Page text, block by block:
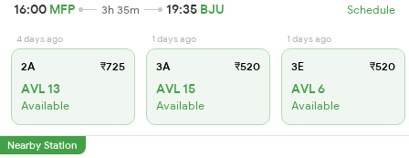
16:00 MFP 3h 35m 19:35 BJU Schedule
4 days ago
2A ₹725
AVL 13
Available
1 days ago
3A ₹520
AVL 15
Available
1 days ago
3E ₹520
AVL 6
Available
Nearby Station